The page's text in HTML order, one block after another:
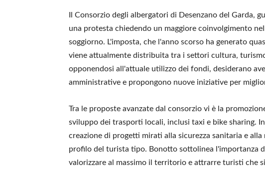
Il Consorzio degli albergatori di Desenzano del Garda,
una protesta chiedendo un maggiore coinvolgimento
soggiorno. L'imposta, che l'anno scorso ha generato
viene attualmente distribuita tra i settori cultura,
opponendosi all'attuale utilizzo dei fondi, desiderano
amministrative e propongono nuove iniziative per
Tra le proposte avanzate dal consorzio vi è la
sviluppo dei trasporti locali, inclusi taxi e bike sharing.
creazione di progetti mirati alla sicurezza sanitaria e
profilo del turista tipo. Bonotto sottolinea l'importanza
valorizzare al massimo il territorio e attrarre turisti che